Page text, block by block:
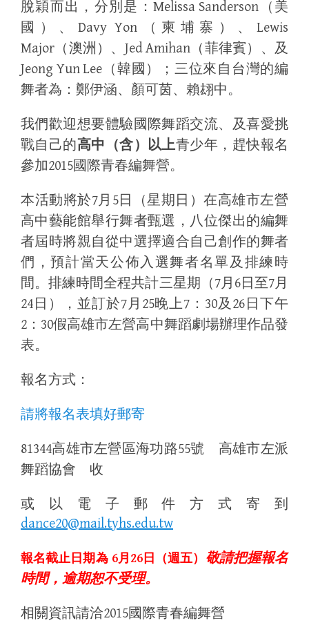
脫穎而出，分別是： Melissa Sanderson （美
國）、 Davy Yon （柬埔寨）、Lewis
Major （澳洲）、 Jed Amihan （菲律賓）、及
Jeong Yun Lee （韓國）；三位來自台灣的編
舞者為：鄭伊涵、顏可茵、賴翃中。
我們歡迎想要體驗國際舞蹈交流、及喜愛挑
戰自己的高中（含）以上青少年，趕快報名
參加2015國際青春編舞營。
本活動將於7月 5日（星期日）在高雄市左營
高中藝能館舉行舞者甄選，八位傑出的編舞
者屆時將親自從中選擇適合自己創作的舞者
們，預計當天公佈入選舞者名單及排練時
間。排練時間全程共計三星期（7月 6日至7月
24 日），並訂於7月 25晚上7 ： 30及 26 日下午
2 ： 30假高雄市左營高中舞蹈劇場辦理作品發
表。
報名方式：
請將報名表填好郵寄
81344高雄市左營區海功路55號 高雄市左派
舞蹈協會 收
或以電子郵件方式寄到
dance20@mail.tyhs.edu.tw
報名截止日期為 6月 26日（週五） 敬請把握報名
時間，逾期恕不受理。
相關資訊請洽2015國際青春編舞營